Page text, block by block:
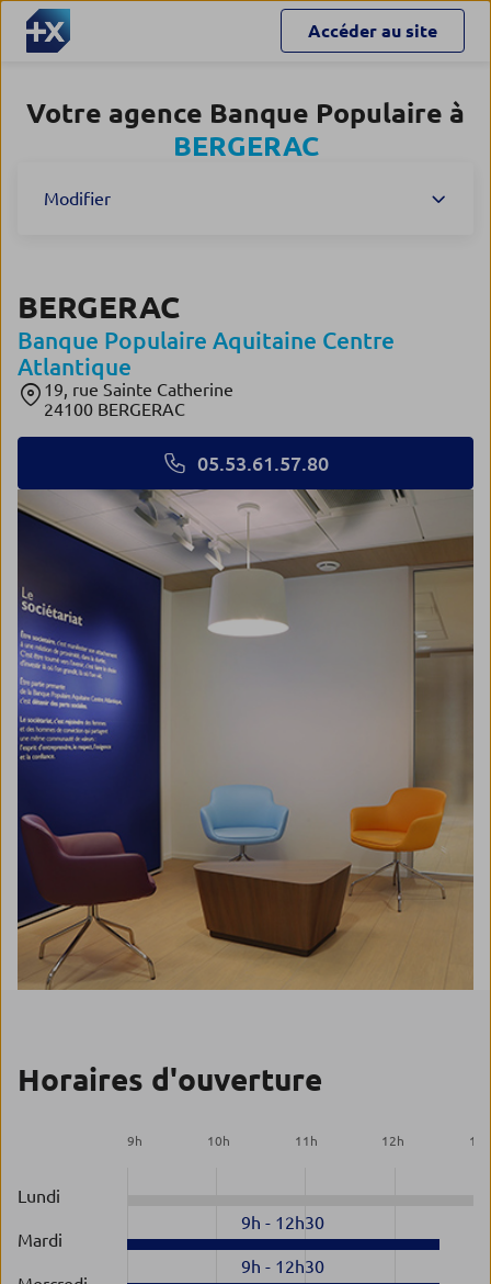
Accéder au site
Votre agence Banque Populaire à
BERGERAC
Modifier
BERGERAC
Banque Populaire Aquitaine Centre
Atlantique
19, rue Sainte Catherine
24100 BERGERAC
05.53.61.57.80
Horaires d'ouverture
9h 10h 11 h 12h 13
Lundi
Mardi
9h - 12h30
9h - 12h30